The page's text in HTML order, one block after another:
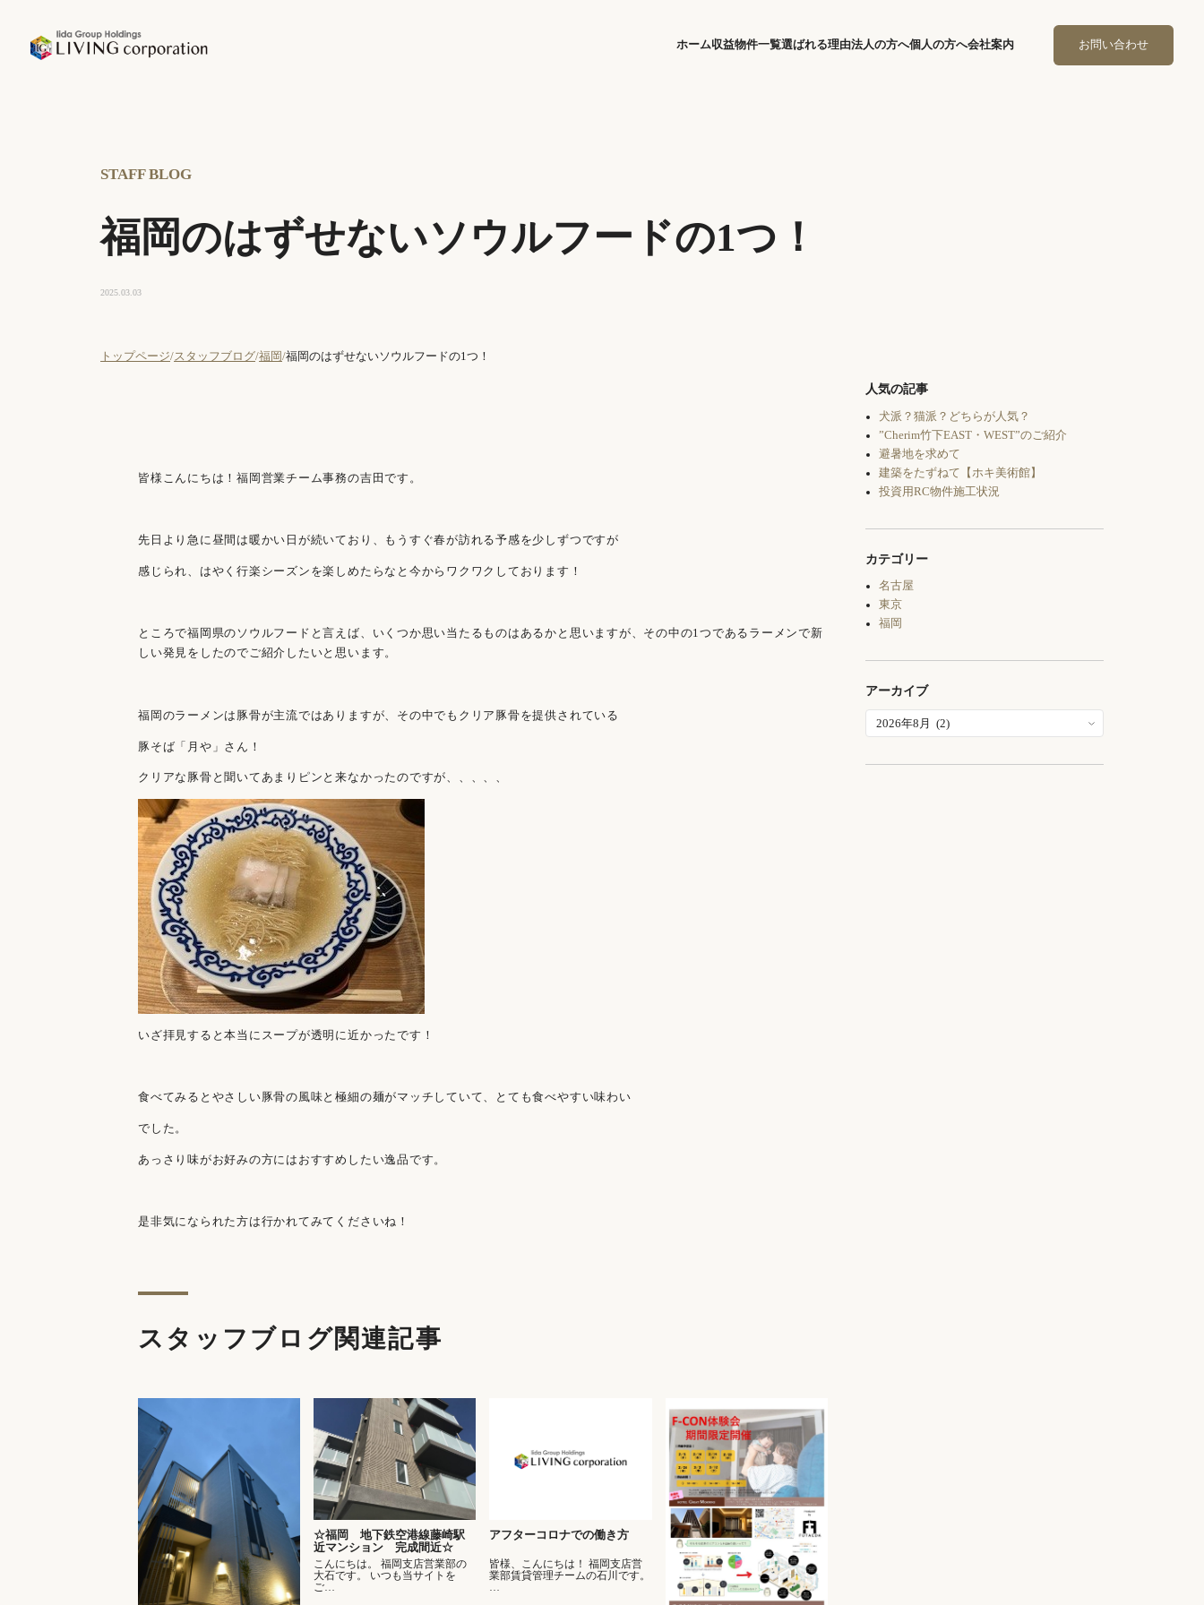
ホーム収益物件一覧選ばれる理由法人の方へ個人の方へ会社案内 お問い合わせ
STAFF BLOG
福岡のはずせないソウルフードの1つ！
2025.03.03
トップページ スタッフブログ 福岡 福岡のはずせないソウルフードの1つ！
皆様こんにちは！福岡営業チーム事務の吉田です。
先日より急に昼間は暖かい日が続いており、もうすぐ春が訪れる予感を少しずつですが
感じられ、はやく行楽シーズンを楽しめたらなと今からワクワクしております！
ところで福岡県のソウルフードと言えば、いくつか思い当たるものはあるかと思いますが、その中の1つであるラーメンで新
しい発見をしたのでご紹介したいと思います。
福岡のラーメンは豚骨が主流ではありますが、その中でもクリア豚骨を提供されている
豚そば「月や」さん！
クリアな豚骨と聞いてあまりピンと来なかったのですが、、、、、
いざ拝見すると本当にスープが透明に近かったです！
食べてみるとやさしい豚骨の風味と極細の麺がマッチしていて、とても食べやすい味わい
でした。
あっさり味がお好みの方にはおすすめしたい逸品です。
是非気になられた方は行かれてみてくださいね！
スタッフブログ関連記事
☆福岡 地下鉄空港線藤崎駅
近マンション 完成間近☆
こんにちは。 福岡支店営業部の
大石です。 いつも当サイトを
ご…
アフターコロナでの働き方
皆様、こんにちは！ 福岡支店営
業部賃貸管理チームの石川です。
人気の記事
犬派？猫派？どちらが人気？
”Cherim竹下EAST・WEST”のご紹介
避暑地を求めて
建築をたずねて【ホキ美術館】
投資用RC物件施工状況
カテゴリー
名古屋
東京
福岡
アーカイブ